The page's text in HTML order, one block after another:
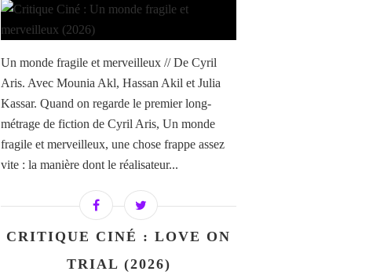
Un monde fragile et merveilleux // De Cyril
Aris. Avec Mounia Akl, Hassan Akil et Julia
Kassar. Quand on regarde le premier long-
métrage de fiction de Cyril Aris, Un monde
fragile et merveilleux, une chose frappe assez
vite : la manière dont le réalisateur...
CRITIQUE CINÉ : LOVE ON
TRIAL (2026)